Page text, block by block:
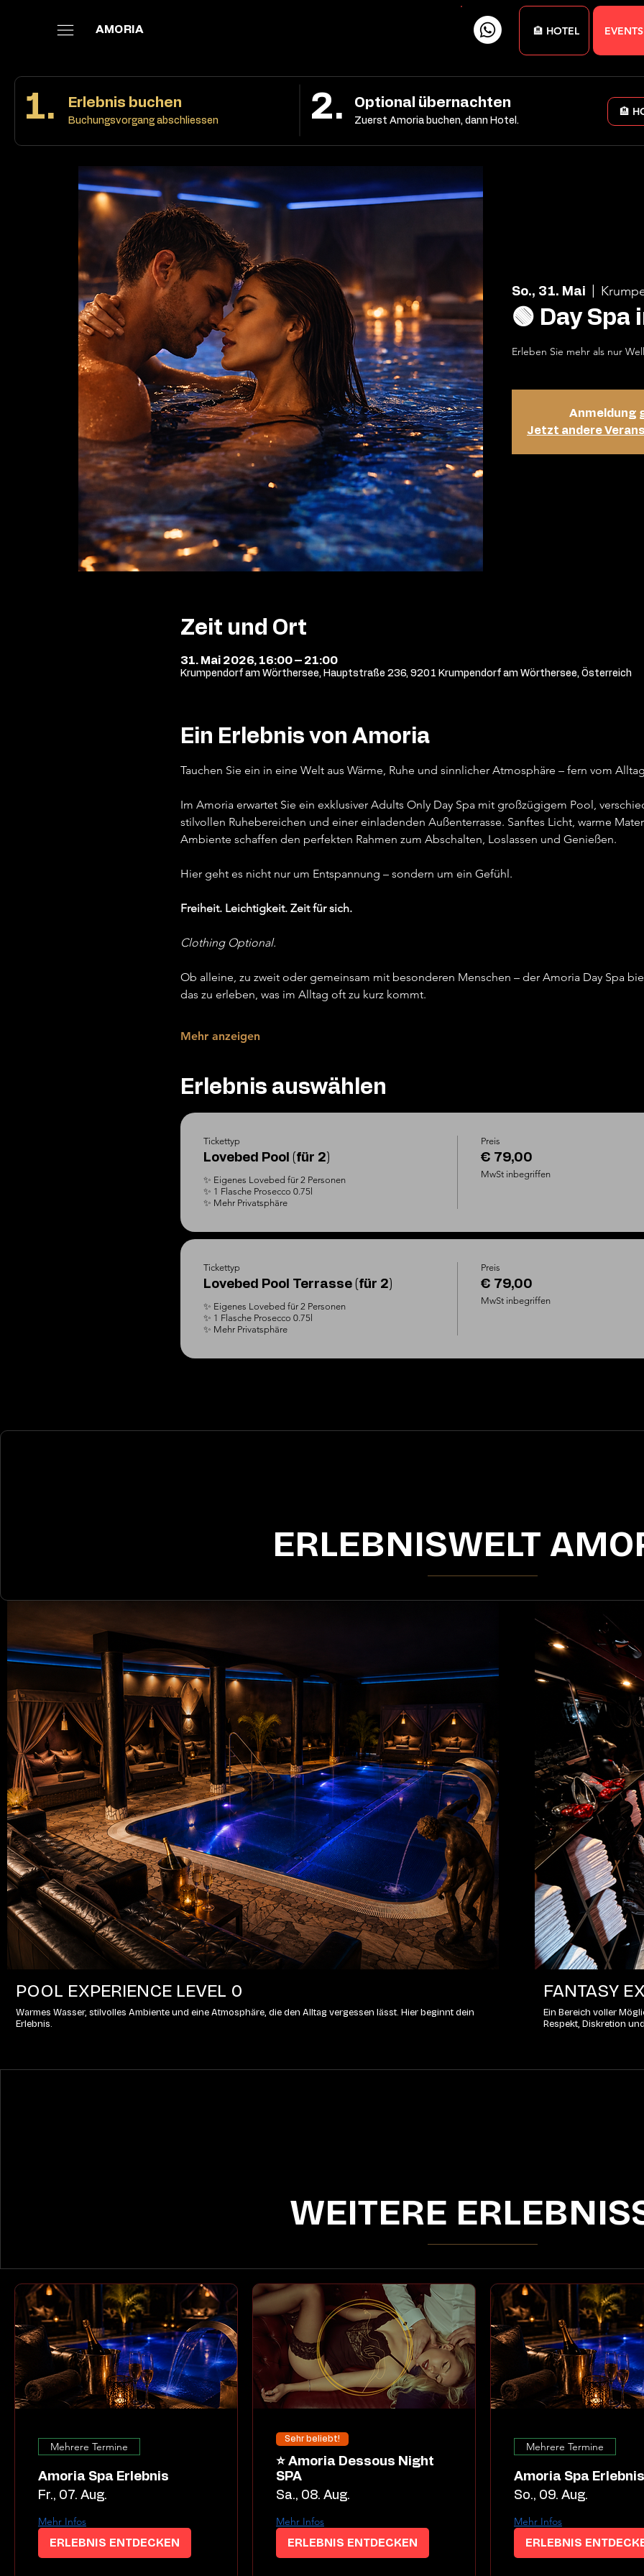
🏨 HOTEL
AMORIA
1. Erlebnis buchen
Buchungsvorgang abschliessen 2. Optional übernachten
Zuerst Amoria buchen, dann Hotel.
🏨
So., 31. Mai
🟢 Day Spa
Erleben Sie mehr als nur
Anmeldung
Jetzt andere
Zeit und Ort
31. Mai 2026, 16:00 – 21:00
Krumpendorf am Wörthersee, Hauptstraße 236, 9201 Krumpendorf am Wörthersee, Österreich
Ein Erlebnis von Amoria
Tauchen Sie ein in eine Welt aus Wärme, Ruhe und sinnlicher Atmosphäre – fern vom
Im Amoria erwartet Sie ein exklusiver Adults Only Day Spa mit großzügigem Pool,
stilvollen Ruhebereichen und einer einladenden Außenterrasse. Sanftes Licht, warme
Ambiente schaffen den perfekten Rahmen zum Abschalten, Loslassen und Genießen.
Hier geht es nicht nur um Entspannung – sondern um ein Gefühl.
Freiheit. Leichtigkeit. Zeit für sich.
Clothing Optional.
Ob alleine, zu zweit oder gemeinsam mit besonderen Menschen – der Amoria Day Spa
das zu erleben, was im Alltag oft zu kurz kommt.
Mehr anzeigen
Erlebnis auswählen
Tickettyp
Lovebed Pool (für 2)
✨ Eigenes Lovebed für 2 Personen
✨ 1 Flasche Prosecco 0.75l
✨ Mehr Privatsphäre
Preis
€ 79,00
MwSt inbegriffen
Tickettyp
Lovebed Pool Terrasse (für 2)
✨ Eigenes Lovebed für 2 Personen
✨ 1 Flasche Prosecco 0.75l
✨ Mehr Privatsphäre
Preis
€ 79,00
MwSt inbegriffen
ERLEBNISWELT
WEITERE
POOL EXPERIENCE LEVEL 0
Warmes Wasser, stilvolles Ambiente und eine Atmosphäre, die den Alltag vergessen lässt. Hier beginnt dein
Erlebnis.
FANTASY
Ein Bereich voller
Respekt, Diskretion
Mehrere Termine
Amoria Spa Erlebnis
Fr., 07. Aug.
Mehr Infos
ERLEBNIS ENTDECKEN
Sehr beliebt!
⭐ Amoria Dessous Night
SPA
Sa., 08. Aug.
Mehr Infos
ERLEBNIS ENTDECKEN
Mehrere Termine
Amoria Spa Erlebnis
So., 09. Aug.
Mehr Infos
ERLEBNIS